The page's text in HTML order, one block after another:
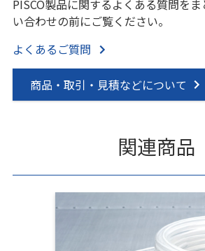
PISCO製品に関するよくある質問を
い合わせの前にご覧ください。
よくあるご質問
商品・取引・見積などについて
関連商品